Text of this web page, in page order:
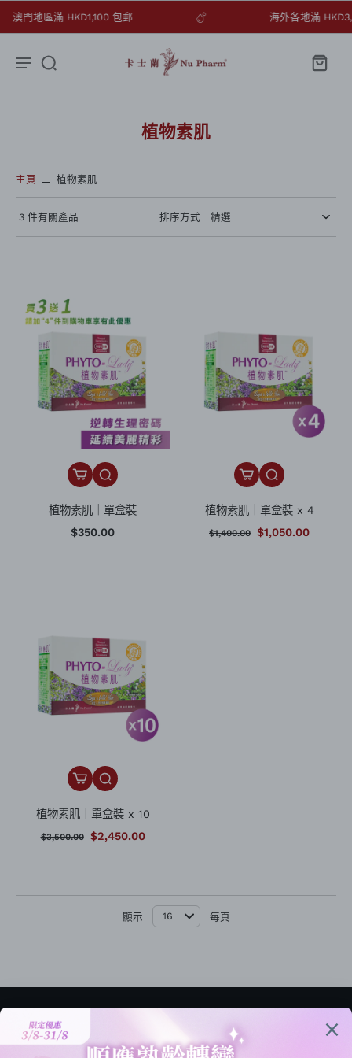
澳門地區滿 HKD1,100 包郵 海外各地滿
植物素肌
主頁 植物素肌
3 件有關產品 排序方式
植物素肌｜單盒裝
$350.00
植物素肌｜單盒裝 x 4
$1,400.00 $1,050.00
植物素肌｜單盒裝 x 10
$3,500.00 $2,450.00
顯示 每頁
卡士蘭有限公司